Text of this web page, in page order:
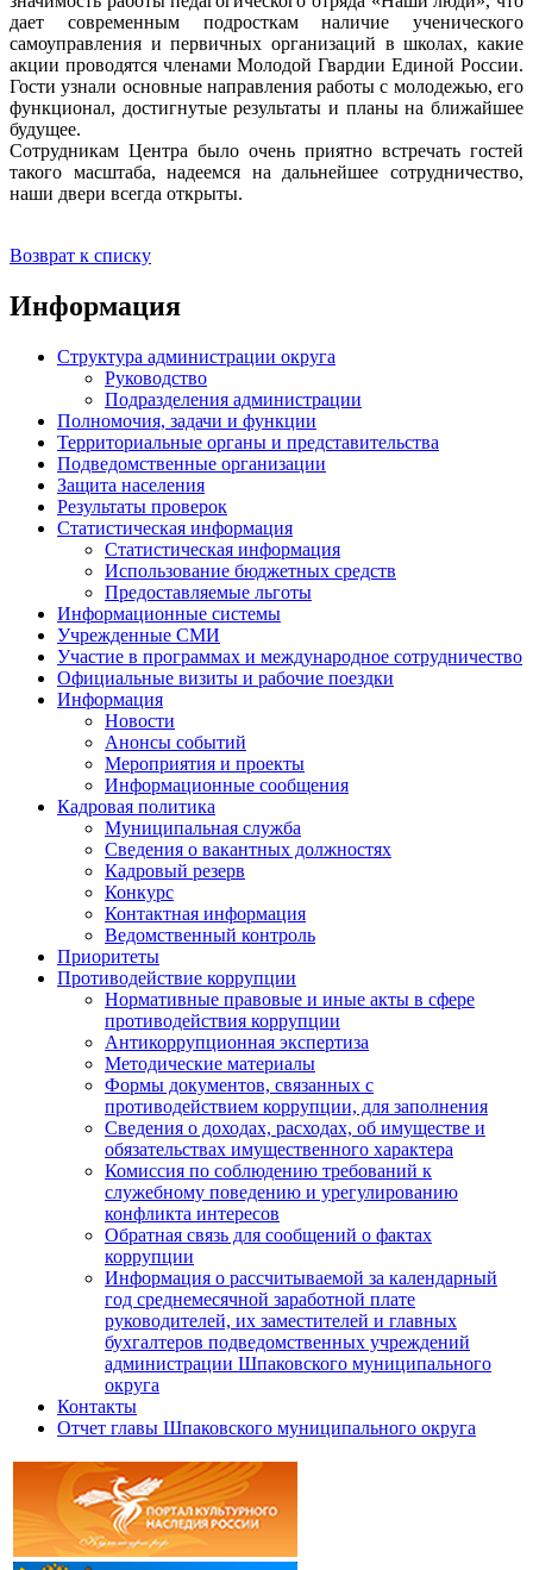
дает современным подросткам наличие ученического
самоуправления и первичных организаций в школах, какие
акции проводятся членами Молодой Гвардии Единой России.
Гости узнали основные направления работы с молодежью, его
функционал, достигнутые результаты и планы на ближайшее
будущее.
Сотрудникам Центра было очень приятно встречать гостей
такого масштаба, надеемся на дальнейшее сотрудничество,
наши двери всегда открыты.
Возврат к списку
Информация
Структура администрации округа
Руководство
Подразделения администрации
Полномочия, задачи и функции
Территориальные органы и представительства
Подведомственные организации
Защита населения
Результаты проверок
Статистическая информация
Статистическая информация
Использование бюджетных средств
Предоставляемые льготы
Информационные системы
Учрежденные СМИ
Участие в программах и международное сотрудничество
Официальные визиты и рабочие поездки
Информация
Новости
Анонсы событий
Мероприятия и проекты
Информационные сообщения
Кадровая политика
Муниципальная служба
Сведения о вакантных должностях
Кадровый резерв
Конкурс
Контактная информация
Ведомственный контроль
Приоритеты
Противодействие коррупции
Нормативные правовые и иные акты в сфере
противодействия коррупции
Антикоррупционная экспертиза
Методические материалы
Формы документов, связанных с
противодействием коррупции, для заполнения
Сведения о доходах, расходах, об имуществе и
обязательствах имущественного характера
Комиссия по соблюдению требований к
служебному поведению и урегулированию
конфликта интересов
Обратная связь для сообщений о фактах
коррупции
Информация о рассчитываемой за календарный
год среднемесячной заработной плате
руководителей, их заместителей и главных
бухгалтеров подведомственных учреждений
администрации Шпаковского муниципального
округа
Контакты
Отчет главы Шпаковского муниципального округа